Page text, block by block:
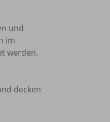
und
im
werden.
decken